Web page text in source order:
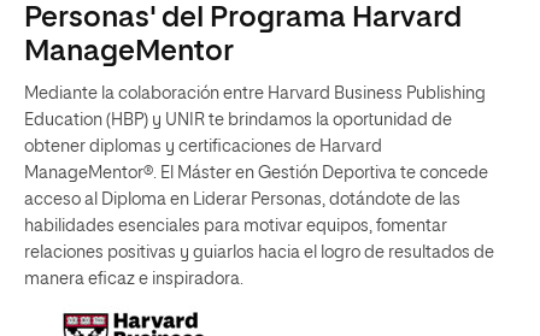
Personas' del Programa Harvard
ManageMentor
Mediante la colaboración entre Harvard Business Publishing
Education (HBP) y UNIR te brindamos la oportunidad de
obtener diplomas y certificaciones de Harvard
ManageMentor®. El Máster en Gestión Deportiva te concede
acceso al Diploma en Liderar Personas, dotándote de las
habilidades esenciales para motivar equipos, fomentar
relaciones positivas y guiarlos hacia el logro de resultados de
manera eficaz e inspiradora.